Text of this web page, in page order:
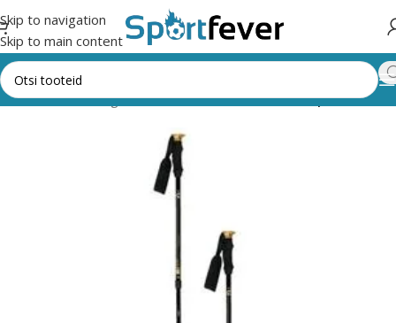
Skip to navigation
Skip to main content
Esileht Kõik kategooriad Muud vahendid Käimiskepid